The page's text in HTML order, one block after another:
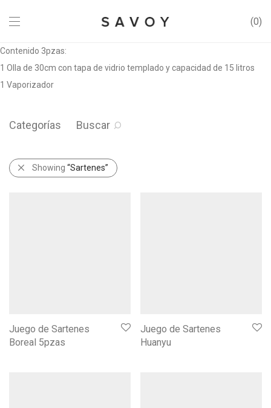
0
Contenido 3pzas:
1 Olla de 30cm con tapa de vidrio templado y capacidad de 15 litros
1 Vaporizador
Categorías Buscar
Showing “Sartenes”
Juego de Sartenes
Boreal 5pzas
Juego de Sartenes
Huanyu